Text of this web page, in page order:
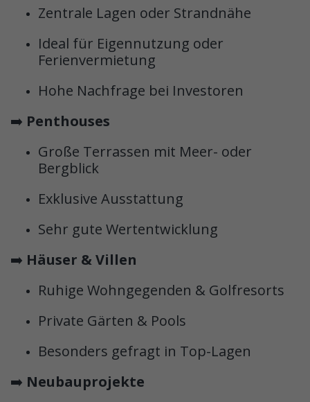
Zentrale Lagen oder Strandnähe
Ideal für Eigennutzung oder
Ferienvermietung
Hohe Nachfrage bei Investoren
➡️ Penthouses
Große Terrassen mit Meer- oder
Bergblick
Exklusive Ausstattung
Sehr gute Wertentwicklung
➡️ Häuser & Villen
Ruhige Wohngegenden & Golfresorts
Private Gärten & Pools
Besonders gefragt in Top-Lagen
➡️ Neubauprojekte